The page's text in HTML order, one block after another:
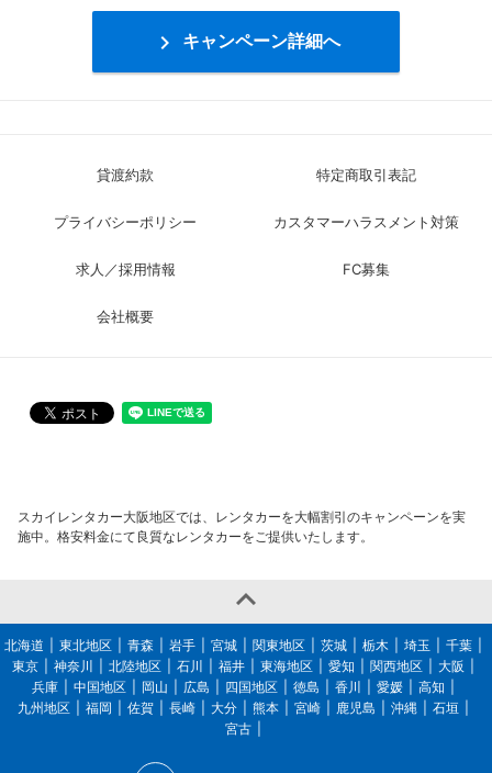
 キャンペーン詳細へ
貸渡約款 特定商取引表記
プライバシーポリシー カスタマーハラスメント対策
求人／採用情報 FC募集
会社概要
スカイレンタカー大阪地区では、レンタカーを大幅割引のキャンペーンを実
施中。格安料金にて良質なレンタカーをご提供いたします。

北海道 東北地区 青森 岩手 宮城 関東地区 茨城 栃木 埼玉
千葉
東京
神奈川 北陸地区 石川 福井 東海地区 愛知 関西地区
大阪
兵庫
中国地区 岡山 広島 四国地区 徳島 香川 愛媛
高知
九州地区
福岡 佐賀 長崎 大分 熊本 宮崎 鹿児島 沖縄
石垣
宮古